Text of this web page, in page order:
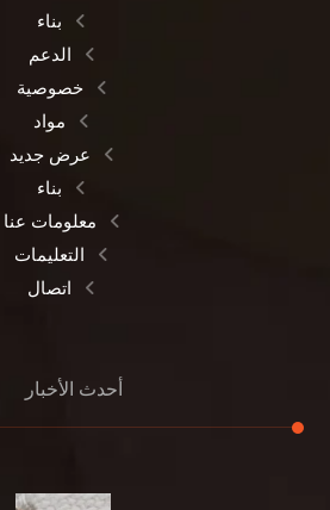
بناء
الدعم
خصوصية
مواد
عرض جديد
بناء
معلومات عنا
التعليمات
اتصال
أحدث الأخبار